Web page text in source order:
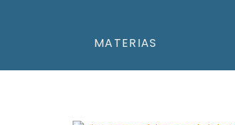
MATERIAS